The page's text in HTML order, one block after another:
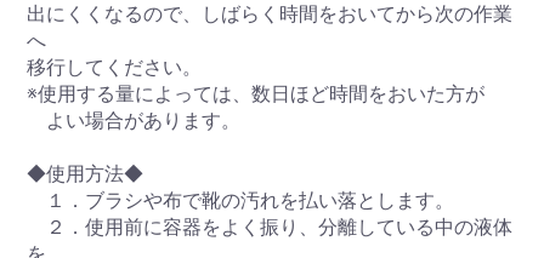
出にくくなるので、しばらく時間をおいてから次の作業
へ
移行してください。
※使用する量によっては、数日ほど時間をおいた方が
よい場合があります。
◆使用方法◆
１．ブラシや布で靴の汚れを払い落とします。
２．使用前に容器をよく振り、分離している中の液体